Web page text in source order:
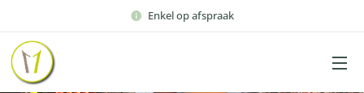
Enkel op afspraak